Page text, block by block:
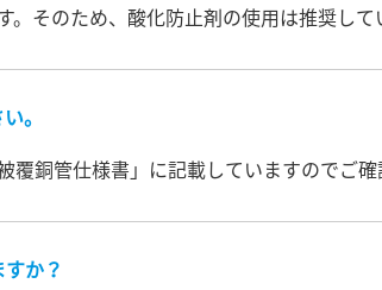
。そのため、酸化防止剤の使用は推奨して
。
覆銅管仕様書」に記載していますのでご
か？